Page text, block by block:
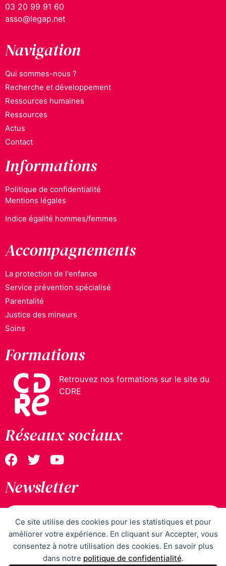
Ce site utilise des cookies pour les statistiques et pour
améliorer votre expérience. En cliquant sur Accepter, vous
consentez à notre utilisation des cookies. En savoir plus
dans notre politique de confidentialité.
03 20 99 91 60
asso@legap.net
Navigation
Qui sommes-nous ?
Recherche et développement
Ressources humaines
Ressources
Actus
Contact
Informations
Politique de confidentialité
Mentions légales
Indice égalité hommes/femmes
Accompagnements
La protection de l'enfance
Service prévention spécialisé
Parentalité
Justice des mineurs
Soins
Formations
Retrouvez nos formations sur le site du
CDRE
Réseaux sociaux
Newsletter
J’accepte la politique de confidentialitédu Gap